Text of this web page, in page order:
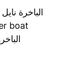
الباخرة نايل
boat